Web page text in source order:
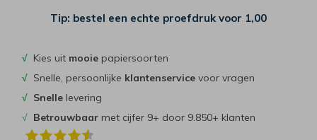
Tip: bestel een echte proefdruk voor 1,00
√ Kies uit mooie papiersoorten
√ Snelle, persoonlijke klantenservice voor vragen
√ Snelle levering
√ Betrouwbaar met cijfer 9+ door 9.850+ klanten